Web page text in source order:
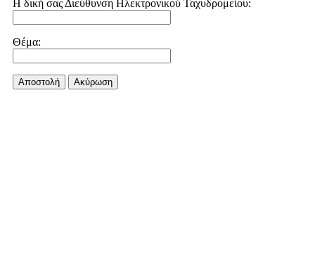
Η δική σας Διεύθυνση Ηλεκτρονικού Ταχυδρομείου:
Θέμα:
Αποστολή Aκύρωση